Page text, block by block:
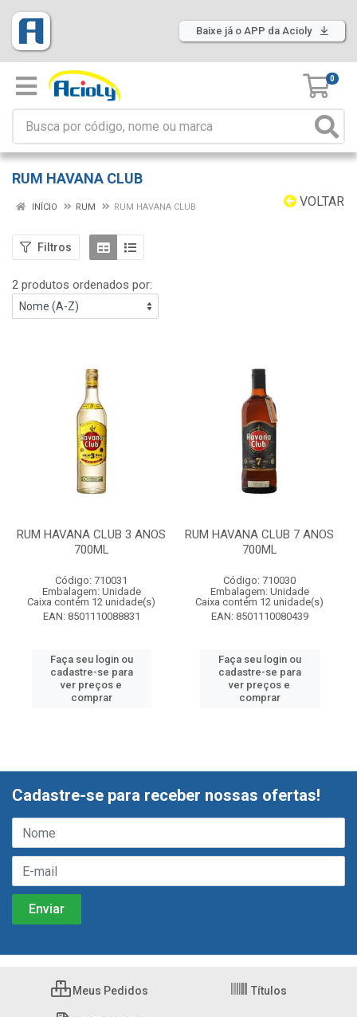
Baixe já o APP da Acioly
0
RUM HAVANA CLUB
VOLTAR
INÍCIO RUM RUM HAVANA CLUB
Filtros
2 produtos ordenados por:
RUM HAVANA CLUB 3 ANOS
700ML
Código: 710031
Embalagem: Unidade
Caixa contém 12 unidade(s)
EAN: 8501110088831
Faça seu login ou
cadastre-se para
ver preços e
comprar
RUM HAVANA CLUB 7 ANOS
700ML
Código: 710030
Embalagem: Unidade
Caixa contém 12 unidade(s)
EAN: 8501110080439
Faça seu login ou
cadastre-se para
ver preços e
comprar
Cadastre-se para receber nossas ofertas!
Meus Pedidos Títulos